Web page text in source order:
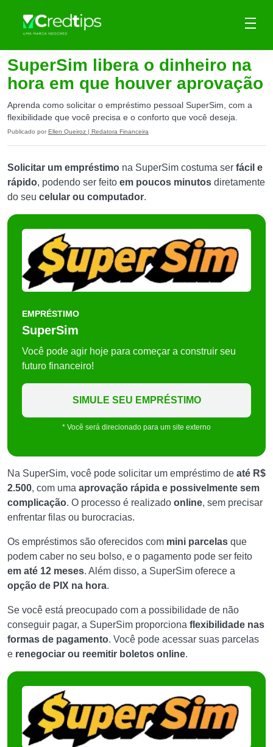
SuperSim libera o dinheiro na
hora em que houver aprovação
Aprenda como solicitar o empréstimo pessoal SuperSim, com a
flexibilidade que você precisa e o conforto que você deseja.
Publicado por Ellen Queiroz | Redatora Financeira
Solicitar um empréstimo na SuperSim costuma ser fácil e
rápido, podendo ser feito em poucos minutos diretamente
do seu celular ou computador.
EMPRÉSTIMO
SuperSim
Você pode agir hoje para começar a construir seu
futuro financeiro!
SIMULE SEU EMPRÉSTIMO
* Você será direcionado para um site externo
Na SuperSim, você pode solicitar um empréstimo de até R$
2.500, com uma aprovação rápida e possivelmente sem
complicação. O processo é realizado online, sem precisar
enfrentar filas ou burocracias.
Os empréstimos são oferecidos com mini parcelas que
podem caber no seu bolso, e o pagamento pode ser feito
em até 12 meses. Além disso, a SuperSim oferece a
opção de PIX na hora.
Se você está preocupado com a possibilidade de não
conseguir pagar, a SuperSim proporciona flexibilidade nas
formas de pagamento. Você pode acessar suas parcelas
e renegociar ou reemitir boletos online.